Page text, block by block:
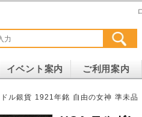
イベント案内 ご利用案内
ル銀貨 1921年銘 自由の女神 準未品